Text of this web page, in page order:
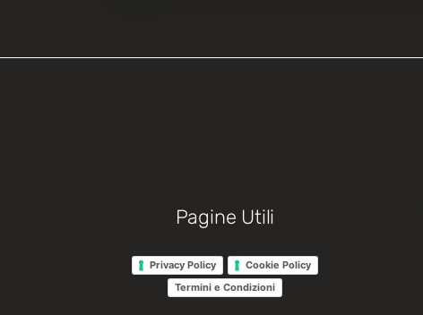
Pagine Utili
Privacy Policy
Cookie Policy
Termini e Condizioni